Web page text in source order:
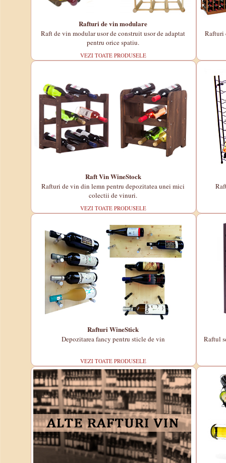
Rafturi de vin modulare
Raft de vin modular usor de construit usor de adaptat
pentru orice spatiu.
VEZI TOATE PRODUSELE
Rafturi
Raft Vin WineStock
Rafturi de vin din lemn pentru depozitatea unei mici
colectii de vinuri.
VEZI TOATE PRODUSELE
Rafturi WineStick
Depozitarea fancy pentru sticle de vin
VEZI TOATE PRODUSELE
Raftul